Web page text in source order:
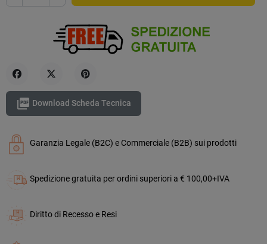
 Download Scheda Tecnica
Garanzia Legale (B2C) e Commerciale (B2B) sui prodotti
Spedizione gratuita per ordini superiori a € 100,00+IVA
Diritto di Recesso e Resi